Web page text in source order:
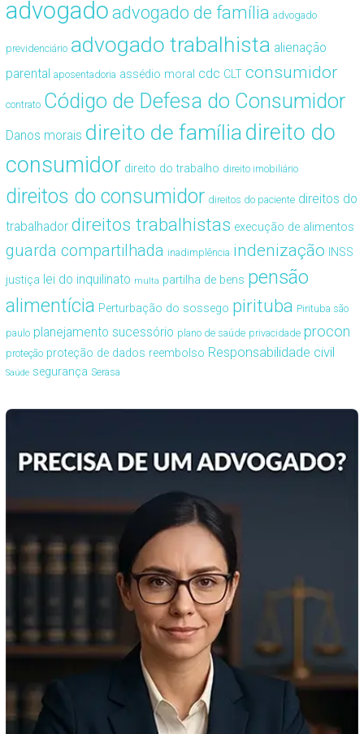
advogado advogado de família advogado
previdenciário advogado trabalhista alienação
parental aposentadoria assédio moral cdc CLT consumidor
contrato Código de Defesa do Consumidor
Danos morais direito de famíliadireito do
consumidor direito do trabalho direito imobiliário
direitos do consumidor direitos do paciente direitos do
trabalhador direitos trabalhistas execução de alimentos
guarda compartilhada inadimplência indenização INSS
justiça lei do inquilinato multa partilha de bens pensão
alimentícia Perturbação do sossego pirituba Pirituba são
paulo planejamento sucessório plano de saúde privacidade procon
proteção proteção de dados reembolso Responsabilidade civil
Saúde segurança Serasa